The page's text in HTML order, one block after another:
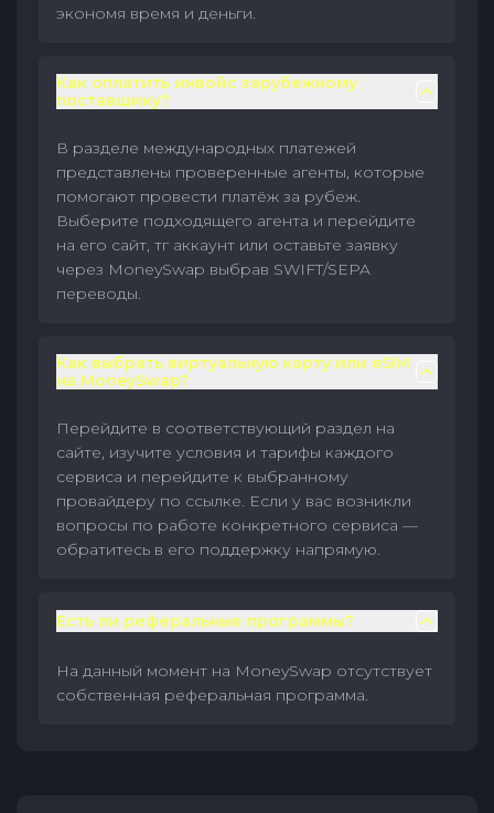
экономя время и деньги.
Как оплатить инвойс зарубежному
поставщику?
В разделе международных платежей
представлены проверенные агенты, которые
помогают провести платёж за рубеж.
Выберите подходящего агента и перейдите
на его сайт, тг аккаунт или оставьте заявку
через MoneySwap выбрав SWIFT/SEPA
переводы.
Как выбрать виртуальную карту или eSIM
на MoneySwap?
Перейдите в соответствующий раздел на
сайте, изучите условия и тарифы каждого
сервиса и перейдите к выбранному
провайдеру по ссылке. Если у вас возникли
вопросы по работе конкретного сервиса —
обратитесь в его поддержку напрямую.
Есть ли реферальные программы?
На данный момент на MoneySwap отсутствует
собственная реферальная программа.